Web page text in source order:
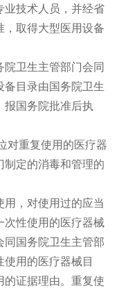
业技术人员，并经省
，取得大型医用设备
卫生主管部门会同
备目录由国务院卫生
国务院批准后执
对重复使用的医疗器
制定的消毒和管理的
，对使用过的应当
次性使用的医疗器械
同国务院卫生主管部
用的医疗器械目
的证据理由。重复使